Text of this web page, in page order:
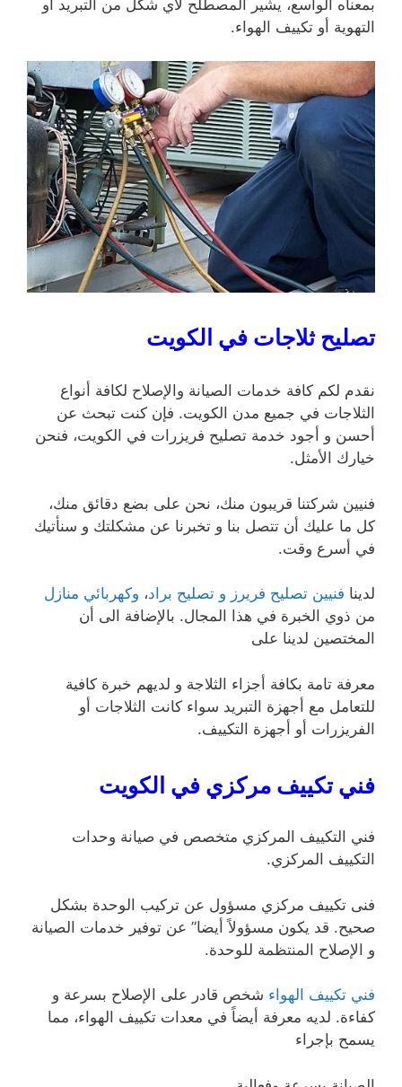
بمعناه الواسع، يشير المصطلح لأي شكل من التبريد أو
التهوية أو تكييف الهواء.
تصليح ثلاجات في الكويت
نقدم لكم كافة خدمات الصيانة والإصلاح لكافة أنواع
الثلاجات في جميع مدن الكويت. فإن كنت تبحث عن
أحسن و أجود خدمة تصليح فريزرات في الكويت، فنحن
خيارك الأمثل.
فنيين شركتنا قريبون منك، نحن على بضع دقائق منك،
كل ما عليك أن تتصل بنا و تخبرنا عن مشكلتك و سنأتيك
في أسرع وقت.
لدينا فنيين تصليح فريرز و تصليح براد، وكهربائي منازل
من ذوي الخبرة في هذا المجال. بالإضافة الى أن
المختصين لدينا على
معرفة تامة بكافة أجزاء الثلاجة و لديهم خبرة كافية
للتعامل مع أجهزة التبريد سواء كانت الثلاجات أو
الفريزرات أو أجهزة التكييف.
فني تكييف مركزي في الكويت
فني التكييف المركزي متخصص في صيانة وحدات
التكييف المركزي.
فنى تكييف مركزي مسؤول عن تركيب الوحدة بشكل
صحيح. قد يكون مسؤولاً أيضا” عن توفير خدمات الصيانة
و الإصلاح المنتظمة للوحدة.
فني تكييف الهواء شخص قادر على الإصلاح بسرعة و
كفاءة. لديه معرفة أيضاً في معدات تكييف الهواء، مما
يسمح بإجراء